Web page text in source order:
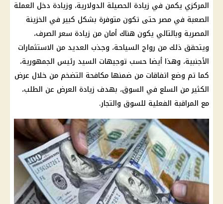
المركزي يكمن في زيادة الحصيلة الدولارية، وزيادة دخل العملة
الصعبة في مصر حتى تكون متوفرة بشكل كبير في الخزينة
المصرية وبالتالي يكون هناك أمان من زيادة سعر الصرف،
ويتحقق ذلك من رواج السياحة، وجذب العديد من الاستثمارات
الأجنبية، وهذا أيضا حسب توجيهات السيد رئيس الجمهورية،
كما تم وضع اتفاقات من ضمنها مكافحة التضخم من خلال عرض
الكثير من السلع في السوق، بهدف زيادة العرض عن الطلب،
مع المراقبة الفعلية للسوق والتجار.